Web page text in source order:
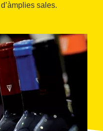
sales.